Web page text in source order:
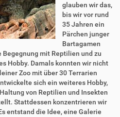
glauben wir das,
bis wir vor rund
35 Jahren ein
Pärchen junger
Bartagamen
mit Reptilien und zu
Hobby. Damals konnten wir nicht
Zoo mit über 30 Terrarien
sich ein weiteres Hobby,
von Reptilien und Insekten
Stattdessen konzentrieren wir
entstand die Idee, eine Galerie